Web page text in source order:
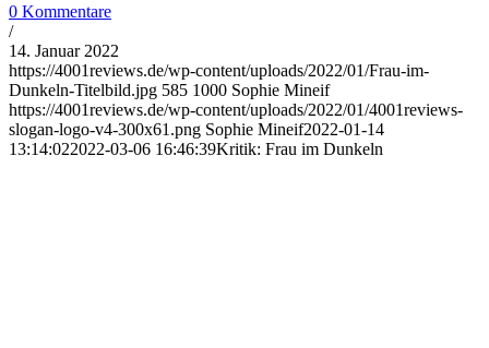
0 Kommentare
/
14. Januar 2022
https://4001reviews.de/wp-content/uploads/2022/01/Frau-im-
Dunkeln-Titelbild.jpg 585 1000 Sophie Mineif
https://4001reviews.de/wp-content/uploads/2022/01/4001reviews-
slogan-logo-v4-300x61.png Sophie Mineif2022-01-14
13:14:022022-03-06 16:46:39Kritik: Frau im Dunkeln